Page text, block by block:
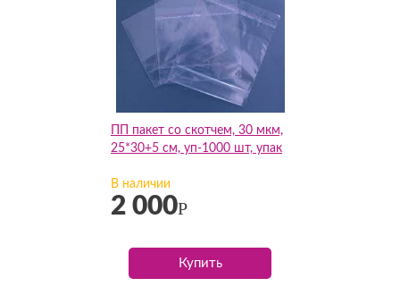
ПП пакет со скотчем, 30 мкм,
25*30+5 см, уп-1000 шт, упак
В наличии
2 000Р
Купить